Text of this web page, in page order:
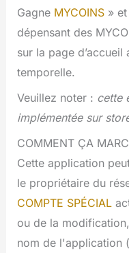
Gagne MYCOINS» et
dépensant des
sur la page
temporelle.
Veuillez noter : cette
implémentée sur
COMMENT ÇA
Cette application
le propriétaire du
COMPTE SPÉCIAL
ou de la
nom de l'application